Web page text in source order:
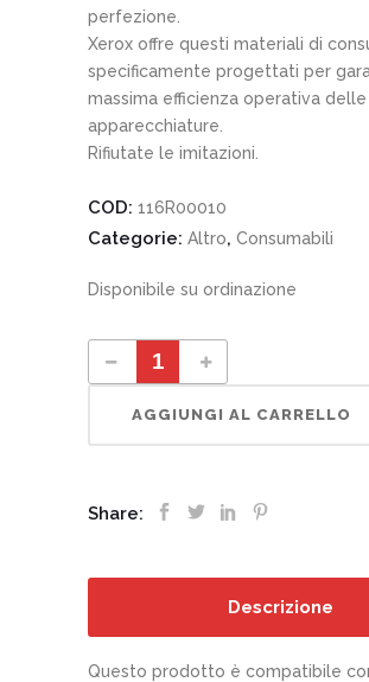
perfezione.
Xerox offre questi materiali di
specificamente progettati per
massima efficienza operativa
apparecchiature.
Rifiutate le imitazioni.
COD: 116R00010
Categorie: Altro, Consumabili
Disponibile su ordinazione
116R00010 Kit rullo alimentazione carta quantity
AGGIUNGI AL CARRELLO
Share:
Descrizione
Questo prodotto è compatibile